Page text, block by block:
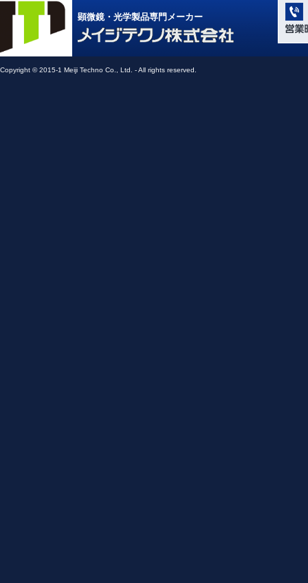
Light
顕微鏡・光学製品専門メーカー
Copyright © 2015-1 Meiji Techno Co., Ltd. - All rights reserved.